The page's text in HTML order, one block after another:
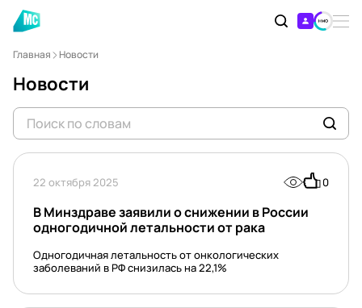
Главная Новости
Новости
22 октября 2025 0
В Минздраве заявили о снижении в России
одногодичной летальности от рака
Одногодичная летальность от онкологических
заболеваний в РФ снизилась на 22,1%